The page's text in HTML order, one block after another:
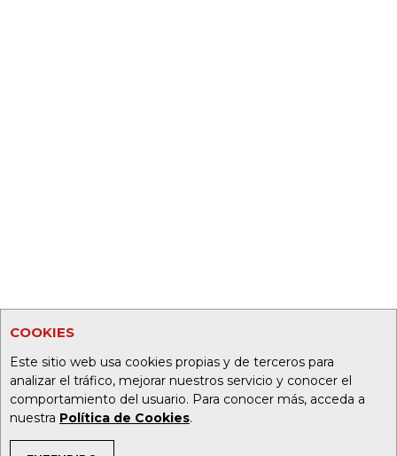
COOKIES
Este sitio web usa cookies propias y de terceros para
analizar el tráfico, mejorar nuestros servicio y conocer el
comportamiento del usuario. Para conocer más, acceda a
nuestra Política de Cookies.